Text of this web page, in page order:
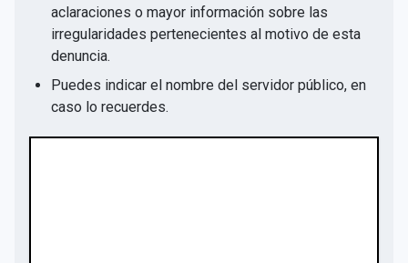
aclaraciones o mayor información sobre las
irregularidades pertenecientes al motivo de esta
denuncia.
Puedes indicar el nombre del servidor público, en
caso lo recuerdes.